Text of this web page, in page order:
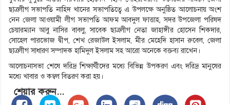
ছাত্রলীগ সভাপতি নাহিদ খানের সভাপতিত্বে এ উপলক্ষে অনুষ্ঠিত আলোচনায় অংশ
নেন জেলা আওয়ামী লীগ সভাপতি আফম আবদুল ফাত্তাহ, সদর উপজেলা পরিষদ
চেয়ারম্যান আবু নাসির বাবলু, সাবেক ছাত্রলীগ নেতা জাহাঙ্গীর হোসেন শিকদার,
সোহেল পারভোজ দ্বীপ, শেখ রেজাউল ইসলাম, মীর মেহেদি হাসান রুবেল, জেলা
ছাত্রলীগ সাধারণ সম্পাদক হামিদুল ইসলাম সহ আরো অনেকে বক্তব্য রাখেন।
আলোচনাসভা শেষে দরিদ্র শিক্ষার্থীদের মধ্যে বিভিন্ন উপকরণ এবং দরিদ্র মানুষের
মধ্যে খাবার ও কম্বল বিতরণ করা হয়।
শেয়ার করুন...